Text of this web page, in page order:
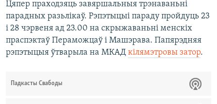
Цяпер праходзяць завяршальныя трэнаваньні
парадных разьлікаў. Рэпэтыцыі параду пройдуць 23
і 28 чэрвеня ад 23.00 на скрыжаваньні менскіх
праспэктаў Пераможцаў і Машэрава. Папярэдняя
рэпэтыцыя ўтварыла на МКАД кілямэтровы затор.
Падкасты Свабоды